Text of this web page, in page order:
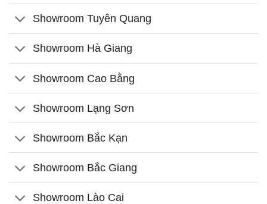
Showroom Tuyên Quang
Showroom Hà Giang
Showroom Cao Bằng
Showroom Lạng Sơn
Showroom Bắc Kạn
Showroom Bắc Giang
Showroom Lào Cai